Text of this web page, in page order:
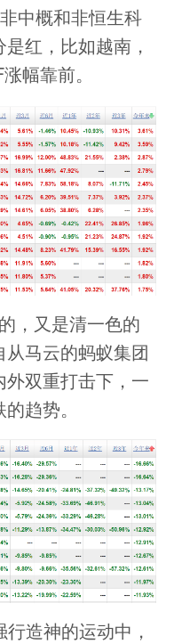
中概和非恒生科
红，比如越南，
幅靠前。
，又是清一色的
马云的蚂蚁集团
外双重打击下，一
趋势。
造神的运动中，